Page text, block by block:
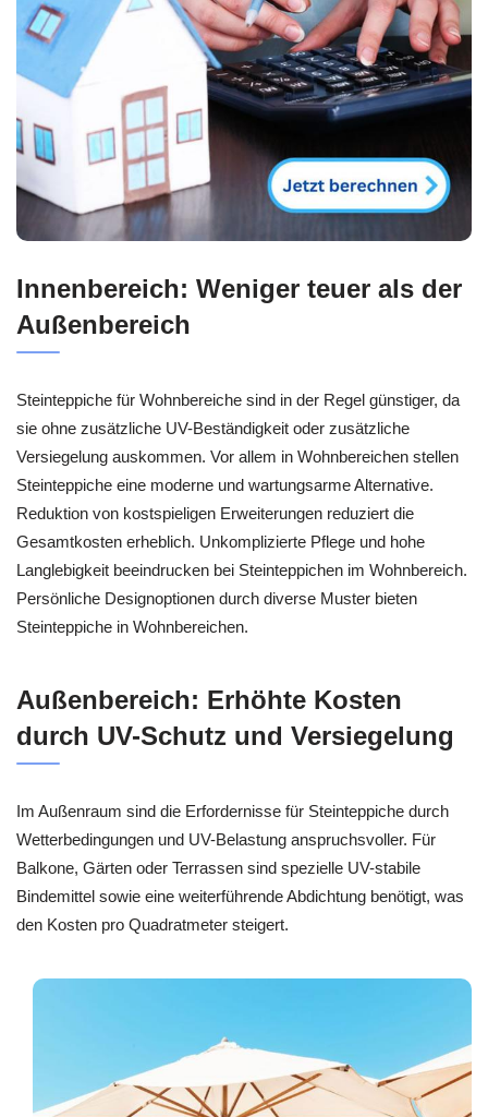
Innenbereich: Weniger teuer als der
Außenbereich
Steinteppiche für Wohnbereiche sind in der Regel günstiger, da
sie ohne zusätzliche UV-Beständigkeit oder zusätzliche
Versiegelung auskommen. Vor allem in Wohnbereichen stellen
Steinteppiche eine moderne und wartungsarme Alternative.
Reduktion von kostspieligen Erweiterungen reduziert die
Gesamtkosten erheblich. Unkomplizierte Pflege und hohe
Langlebigkeit beeindrucken bei Steinteppichen im Wohnbereich.
Persönliche Designoptionen durch diverse Muster bieten
Steinteppiche in Wohnbereichen.
Außenbereich: Erhöhte Kosten
durch UV-Schutz und Versiegelung
Im Außenraum sind die Erfordernisse für Steinteppiche durch
Wetterbedingungen und UV-Belastung anspruchsvoller. Für
Balkone, Gärten oder Terrassen sind spezielle UV-stabile
Bindemittel sowie eine weiterführende Abdichtung benötigt, was
den Kosten pro Quadratmeter steigert.